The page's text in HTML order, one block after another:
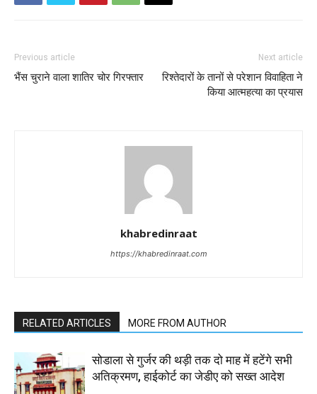
Previous article
भैंस चुराने वाला शातिर चोर गिरफ्तार
Next article
रिश्तेदारों के तानों से परेशान विवाहिता ने
किया आत्महत्या का प्रयास
khabredinraat
https://khabredinraat.com
RELATED ARTICLES MORE FROM AUTHOR
सोडाला से गुर्जर की थड़ी तक दो माह में हटेंगे सभी
अतिक्रमण, हाईकोर्ट का जेडीए को सख्त आदेश